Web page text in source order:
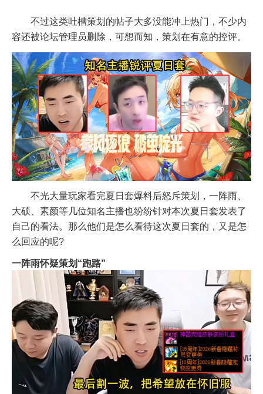
不过这类吐槽策划的帖子大多没能冲上热门，不少内
容还被论坛管理员删除，可想而知，策划在有意的控评。
不光大量玩家看完夏日套爆料后怒斥策划，一阵雨、
大硕、素颜等几位知名主播也纷纷针对本次夏日套发表了
自己的看法。那么他们是怎么看待这次夏日套的，又是怎
么回应的呢?
一阵雨怀疑策划“跑路”